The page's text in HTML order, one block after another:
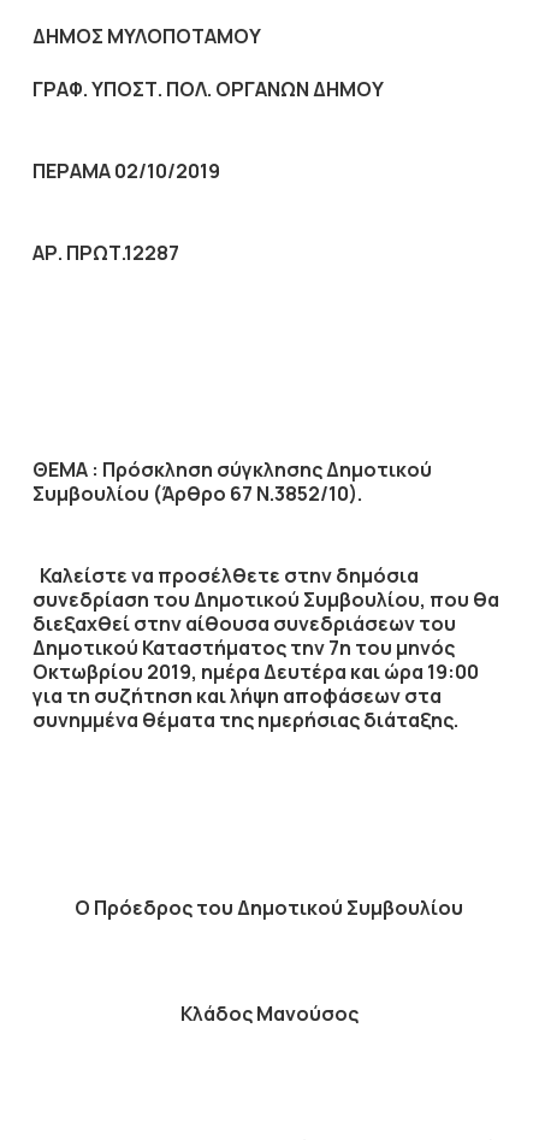
ΔΗΜΟΣ ΜΥΛΟΠΟΤΑΜΟΥ
ΓΡΑΦ. ΥΠΟΣΤ. ΠΟΛ. ΟΡΓΑΝΩΝ ΔΗΜΟΥ
ΠΕΡΑΜΑ 02/10/2019
ΑΡ. ΠΡΩΤ.12287
ΘΕΜΑ : Πρόσκληση σύγκλησης Δημοτικού
Συμβουλίου (Άρθρο 67 Ν.3852/10).
Καλείστε να προσέλθετε στην δημόσια
συνεδρίαση του Δημοτικού Συμβουλίου, που θα
διεξαχθεί στην αίθουσα συνεδριάσεων του
Δημοτικού Καταστήματος την7η του μηνός
Οκτωβρίου 2019, ημέραΔευτέρα και ώρα 19:00
για τη συζήτηση και λήψη αποφάσεων στα
συνημμένα θέματα της ημερήσιας διάταξης.
Ο Πρόεδρος του Δημοτικού Συμβουλίου
Κλάδος Μανούσος